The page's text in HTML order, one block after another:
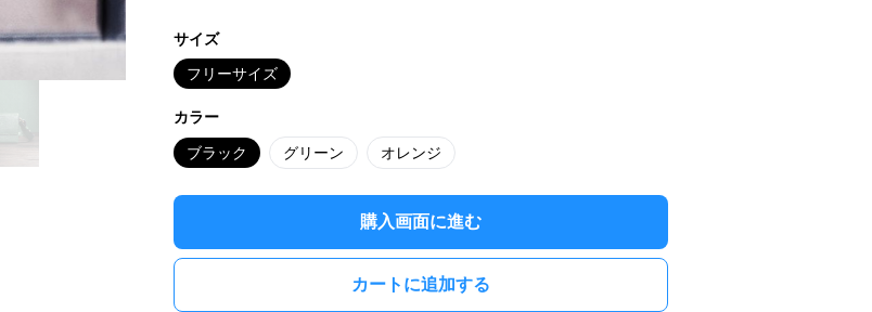
サイズ
フリーサイズ
カラー
ブラック グリーン オレンジ
購入画面に進む
カートに追加する